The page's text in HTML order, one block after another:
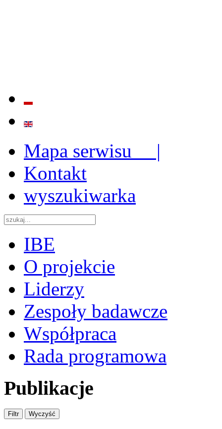
Mapa serwisu |
Kontakt
wyszukiwarka
IBE
O projekcie
Liderzy
Zespoły badawcze
Współpraca
Rada programowa
Publikacje